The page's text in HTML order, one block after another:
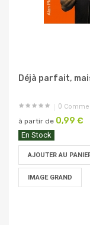
Déjà parfait,
0
à partir de 0,99 €
En Stock
AJOUTER AU
IMAGE GRAND